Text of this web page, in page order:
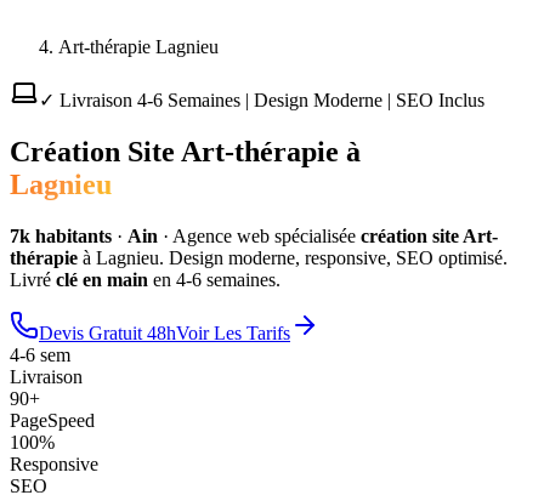
Art-thérapie Lagnieu
✓ Livraison 4-6 Semaines | Design Moderne | SEO Inclus
Création Site Art-thérapie à
Lagnieu
7k habitants · Ain · Agence web spécialisée création site Art-
thérapie à Lagnieu. Design moderne, responsive, SEO optimisé.
Livré clé en main en 4-6 semaines.
Devis Gratuit 48hVoir Les Tarifs
4-6 sem
Livraison
90+
PageSpeed
100%
Responsive
SEO